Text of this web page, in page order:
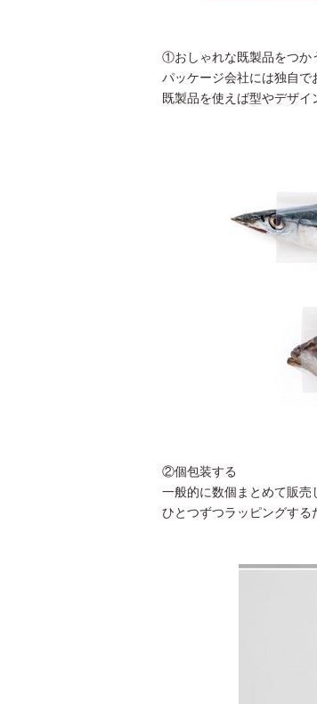
①おしゃれな既製品をつか
パッケージ会社には独自で
既製品を使えば型やデザイ
②個包装する
一般的に数個まとめて販売
ひとつずつラッピングする